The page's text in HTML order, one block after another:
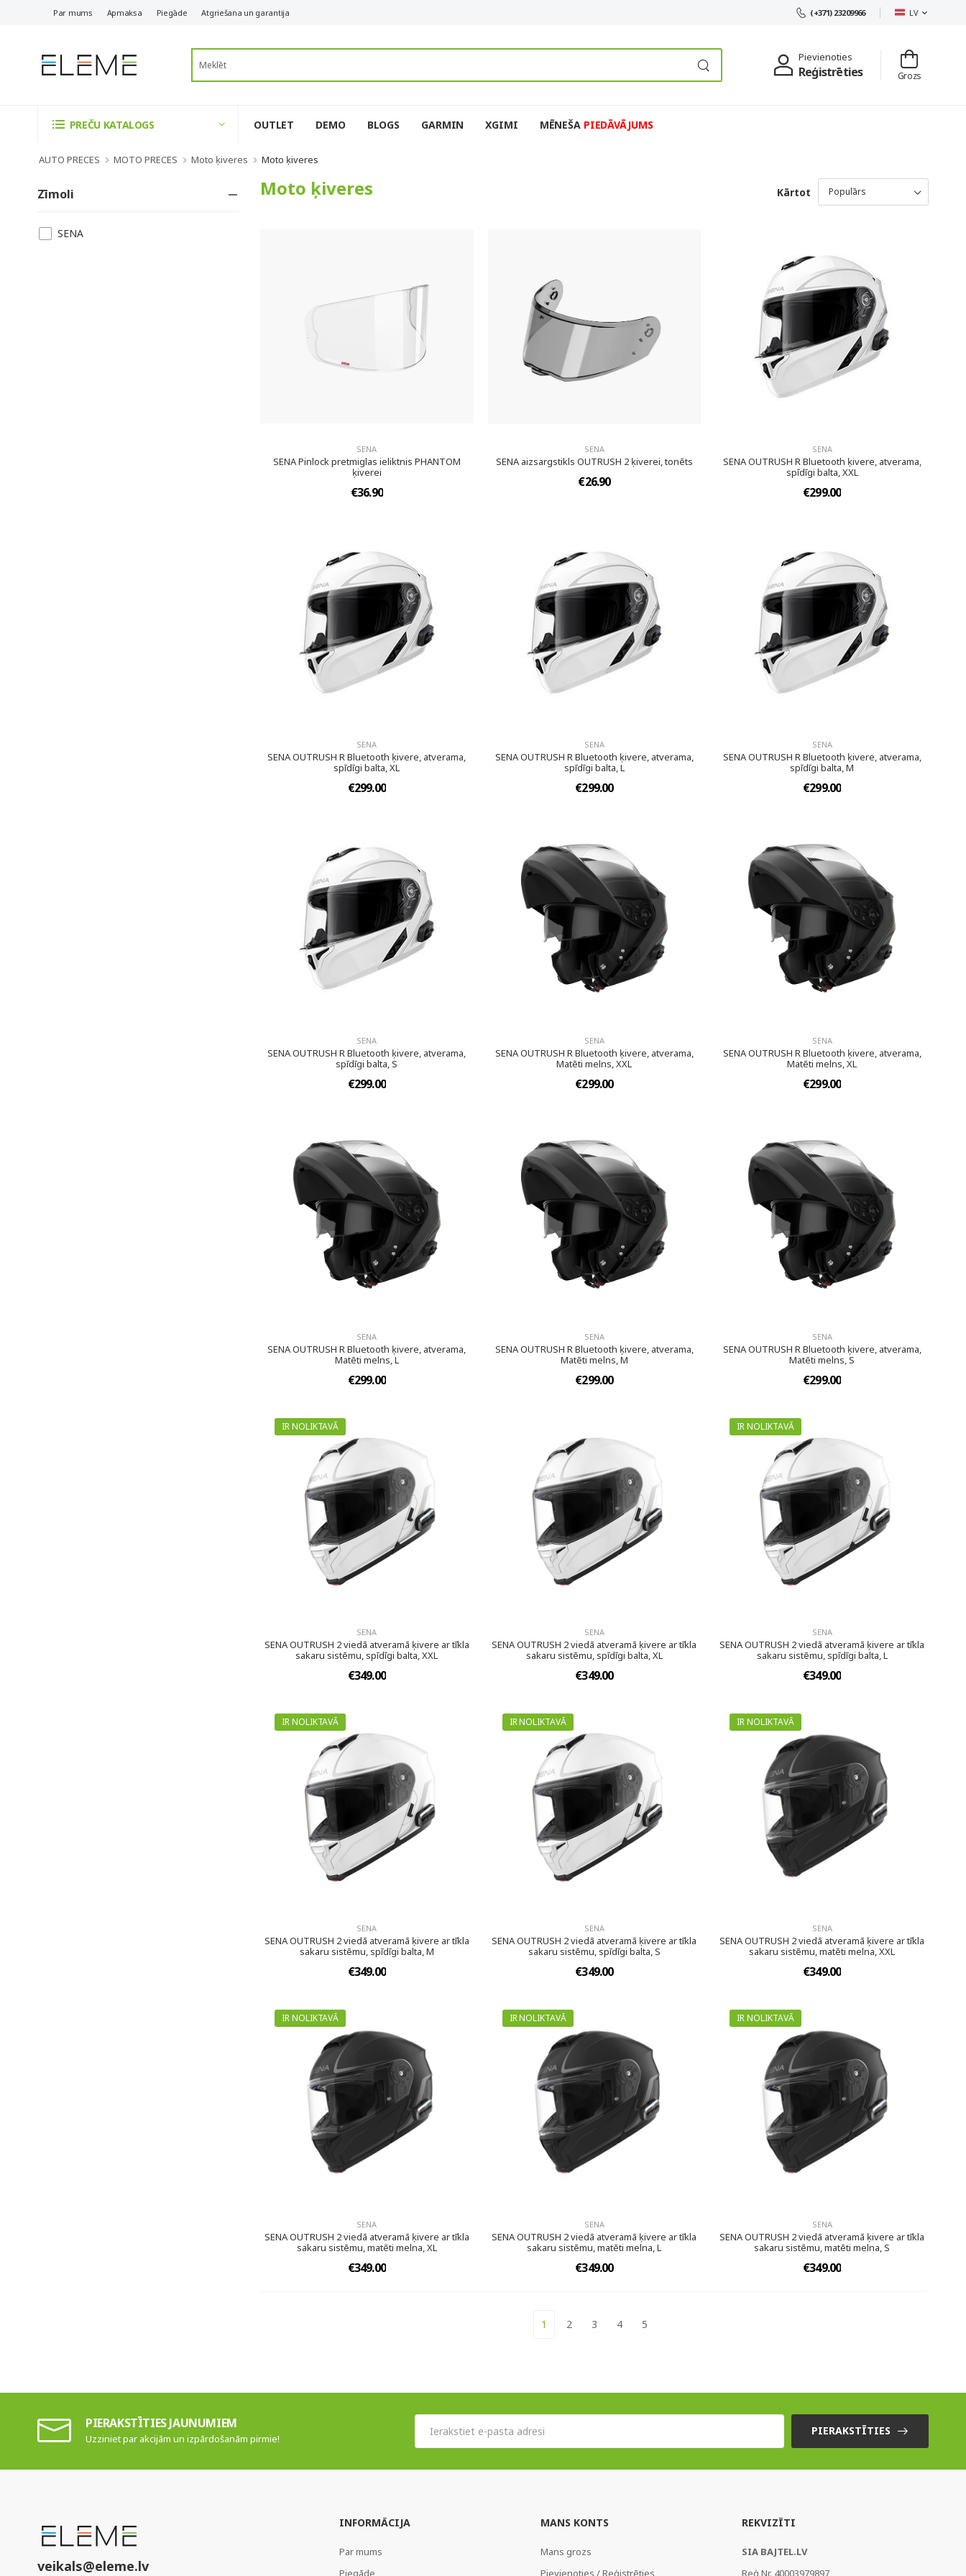
Par mums Apmaksa Piegāde Atgriešana un garantija (+371) 23209966 LV
Pievienoties
Reģistrēties Grozs
PREČU KATALOGS OUTLET DEMO BLOGS GARMIN XGIMI MĒNEŠA PIEDĀVĀJUMS
AUTO PRECES MOTO PRECES Moto ķiveres Moto ķiveres
Zīmoli
SENA
Moto ķiveres Kārtot
SENA
SENA Pinlock pretmiglas ieliktnis PHANTOM
ķiverei
€36.90
SENA
SENA aizsargstikls OUTRUSH 2 ķiverei, tonēts
€26.90
SENA
SENA OUTRUSH R Bluetooth ķivere, atverama,
spīdīgi balta, XXL
€299.00
SENA
SENA OUTRUSH R Bluetooth ķivere, atverama,
spīdīgi balta, XL
€299.00
SENA
SENA OUTRUSH R Bluetooth ķivere, atverama,
spīdīgi balta, L
€299.00
SENA
SENA OUTRUSH R Bluetooth ķivere, atverama,
spīdīgi balta, M
€299.00
SENA
SENA OUTRUSH R Bluetooth ķivere, atverama,
spīdīgi balta, S
€299.00
SENA
SENA OUTRUSH R Bluetooth ķivere, atverama,
Matēti melns, XXL
€299.00
SENA
SENA OUTRUSH R Bluetooth ķivere, atverama,
Matēti melns, XL
€299.00
SENA
SENA OUTRUSH R Bluetooth ķivere, atverama,
Matēti melns, L
€299.00
SENA
SENA OUTRUSH R Bluetooth ķivere, atverama,
Matēti melns, M
€299.00
SENA
SENA OUTRUSH R Bluetooth ķivere, atverama,
Matēti melns, S
€299.00
IR NOLIKTAVĀ
SENA
SENA OUTRUSH 2 viedā atveramā ķivere ar tīkla
sakaru sistēmu, spīdīgi balta, XXL
€349.00
SENA
SENA OUTRUSH 2 viedā atveramā ķivere ar tīkla
sakaru sistēmu, spīdīgi balta, XL
€349.00
IR NOLIKTAVĀ
SENA
SENA OUTRUSH 2 viedā atveramā ķivere ar tīkla
sakaru sistēmu, spīdīgi balta, L
€349.00
IR NOLIKTAVĀ
SENA
SENA OUTRUSH 2 viedā atveramā ķivere ar tīkla
sakaru sistēmu, spīdīgi balta, M
€349.00
IR NOLIKTAVĀ
SENA
SENA OUTRUSH 2 viedā atveramā ķivere ar tīkla
sakaru sistēmu, spīdīgi balta, S
€349.00
IR NOLIKTAVĀ
SENA
SENA OUTRUSH 2 viedā atveramā ķivere ar tīkla
sakaru sistēmu, matēti melna, XXL
€349.00
IR NOLIKTAVĀ
SENA
SENA OUTRUSH 2 viedā atveramā ķivere ar tīkla
sakaru sistēmu, matēti melna, XL
€349.00
IR NOLIKTAVĀ
SENA
SENA OUTRUSH 2 viedā atveramā ķivere ar tīkla
sakaru sistēmu, matēti melna, L
€349.00
IR NOLIKTAVĀ
SENA
SENA OUTRUSH 2 viedā atveramā ķivere ar tīkla
sakaru sistēmu, matēti melna, S
€349.00
1 2 3 4 5
PIERAKSTĪTIES JAUNUMIEM
Uzziniet par akcijām un izpārdošanām pirmie!
PIERAKSTĪTIES
veikals@eleme.lv
INFORMĀCIJA
Par mums
Piegāde
MANS KONTS
Mans grozs
Pievienoties / Reģistrēties
REKVIZĪTI
SIA BAJTEL.LV
Reģ Nr. 40003979897